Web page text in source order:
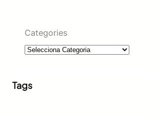
Categories
Tags